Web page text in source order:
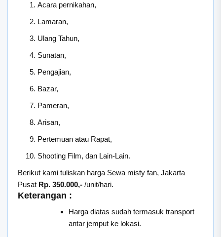
Acara pernikahan,
Lamaran,
Ulang Tahun,
Sunatan,
Pengajian,
Bazar,
Pameran,
Arisan,
Pertemuan atau Rapat,
Shooting Film, dan Lain-Lain.
Berikut kami tuliskan harga Sewa misty fan, Jakarta
Pusat Rp. 350.000,- /unit/hari.
Keterangan :
Harga diatas sudah termasuk transport
antar jemput ke lokasi.